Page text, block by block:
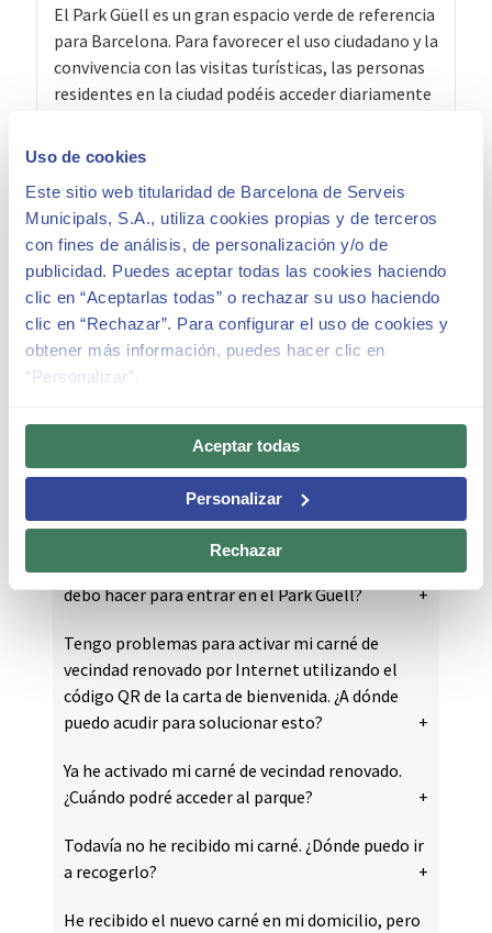
Uso de cookies
Este sitio web titularidad de Barcelona de Serveis
Municipals, S.A., utiliza cookies propias y de terceros
con fines de análisis, de personalización y/o de
publicidad. Puedes aceptar todas las cookies haciendo
clic en “Aceptarlas todas” o rechazar su uso haciendo
clic en “Rechazar”. Para configurar el uso de cookies y
obtener más información, puedes hacer clic en
“Personalizar”.
Aceptar todas
Personalizar
Rechazar
El Park Güell es un gran espacio verde de referencia
para Barcelona. Para favorecer el uso ciudadano y la
convivencia con las visitas turísticas, las personas
residentes en la ciudad podéis acceder diariamente
Verd.
MÁS INFORMACIÓN
FAQ’s – Carné de vecindad
Renovación del carné
Ya he recibido en mi domicilio los carnets. ¿Qué
debo hacer para entrar en el Park Güell?
Tengo problemas para activar mi carné de
vecindad renovado por Internet utilizando el
código QR de la carta de bienvenida. ¿A dónde
puedo acudir para solucionar esto?
Ya he activado mi carné de vecindad renovado.
¿Cuándo podré acceder al parque?
Todavía no he recibido mi carné. ¿Dónde puedo ir
a recogerlo?
He recibido el nuevo carné en mi domicilio, pero